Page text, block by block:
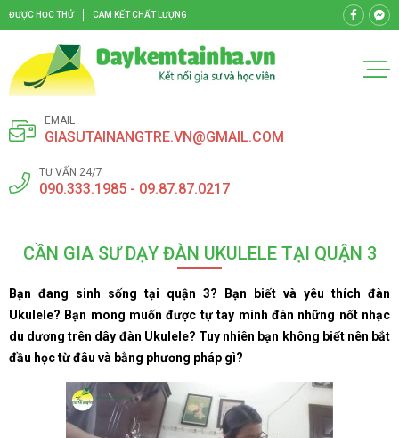
ĐƯỢC HỌC THỬ CAM KẾT CHẤT LƯỢNG
EMAIL
GIASUTAINANGTRE.VN@GMAIL.COM
TƯ VẤN 24/7
090.333.1985 - 09.87.87.0217
CẦN GIA SƯ DẠY ĐÀN UKULELE TẠI QUẬN 3
Bạn đang sinh sống tại quận 3? Bạn biết và yêu thích đàn
Ukulele? Bạn mong muốn được tự tay mình đàn những nốt nhạc
du dương trên dây đàn Ukulele? Tuy nhiên bạn không biết nên bắt
đầu học từ đâu và bằng phương pháp gì?